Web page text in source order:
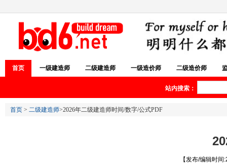
首页 一级建造师 二级建造师 一级造价师 二级造价师
站内搜索：
首页 > 二级建造师>2026年二级建造师时间/数字/公式PDF
【发布/编辑时